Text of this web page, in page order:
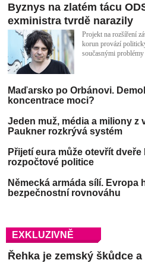
Byznys na zlatém tácu
exministra tvrdě narazily
Projekt na rozšíření
korun provází
současnými problémy
Maďarsko po Orbánovi.
koncentrace moci?
Jeden muž, média a miliony z
Paukner rozkrývá systém
Přijetí eura může otevřít
rozpočtové politice
Německá armáda sílí. Evropa
bezpečnostní rovnováhu
EXKLUZIVNĚ
Řehka je zemský škůdce